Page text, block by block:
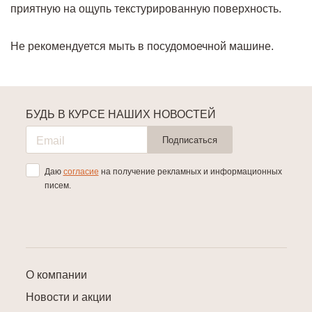
приятную на ощупь текстурированную поверхность.
Не рекомендуется мыть в посудомоечной машине.
О компании
Новости и акции
БУДЬ В КУРСЕ НАШИХ НОВОСТЕЙ
Подписаться
Даю согласие на получение рекламных и информационных
писем.